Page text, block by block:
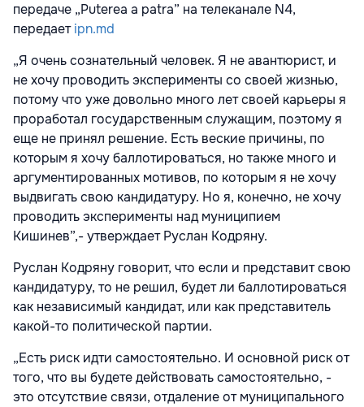
передаче „Puterea a patra” на телеканале N4,
передаетipn.md
„Я очень сознательный человек. Я не авантюрист, и
не хочу проводить эксперименты со своей жизнью,
потому что уже довольно много лет своей карьеры я
проработал государственным служащим, поэтому я
еще не принял решение. Есть веские причины, по
которым я хочу баллотироваться, но также много и
аргументированных мотивов, по которым я не хочу
выдвигать свою кандидатуру. Но я, конечно, не хочу
проводить эксперименты над муниципием
Кишинев”,- утверждает Руслан Кодряну.
Руслан Кодряну говорит, что если и представит свою
кандидатуру, то не решил, будет ли баллотироваться
как независимый кандидат, или как представитель
какой-то политической партии.
„Есть риск идти самостоятельно. И основной риск от
того, что вы будете действовать самостоятельно, -
это отсутствие связи, отдаление от муниципального